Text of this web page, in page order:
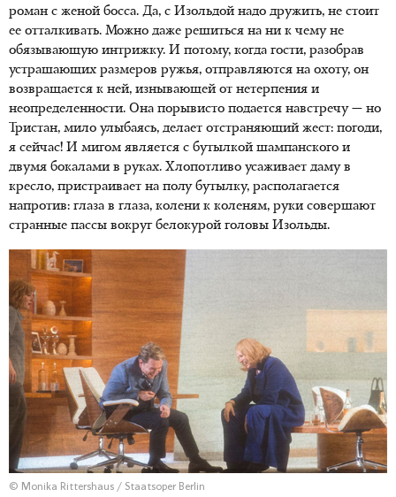
роман с женой босса. Да, с Изольдой надо дружить, не стоит
ее отталкивать. Можно даже решиться на ни к чему не
обязывающую интрижку. И потому, когда гости, разобрав
устрашающих размеров ружья, отправляются на охоту, он
возвращается к ней, изнывающей от нетерпения и
неопределенности. Она порывисто подается навстречу — но
Тристан, мило улыбаясь, делает отстраняющий жест: погоди,
я сейчас! И мигом является с бутылкой шампанского и
двумя бокалами в руках. Хлопотливо усаживает даму в
кресло, пристраивает на полу бутылку, располагается
напротив: глаза в глаза, колени к коленям, руки совершают
странные пассы вокруг белокурой головы Изольды.
© Monika Rittershaus / Staatsoper Berlin